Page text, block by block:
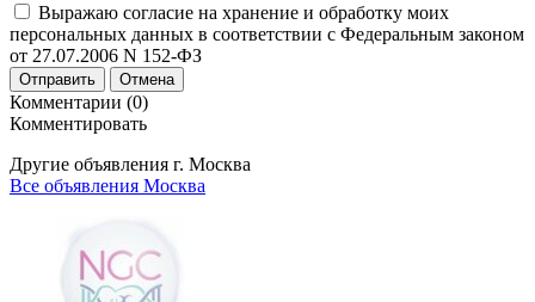
Выражаю согласие на хранение и обработку моих
персональных данных в соответствии с Федеральным законом
от 27.07.2006 N 152-ФЗ
Отправить Отмена
Комментарии (0)
Комментировать
Другие объявления г. Москва
Все объявления Москва